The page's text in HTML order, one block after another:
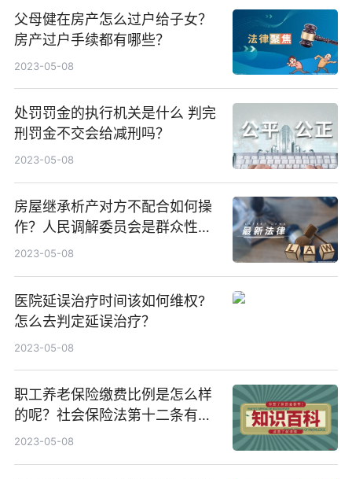
父母健在房产怎么过户给子女？
房产过户手续都有哪些？
2023-05-08
处罚罚金的执行机关是什么 判完
刑罚金不交会给减刑吗？
2023-05-08
房屋继承析产对方不配合如何操
作？人民调解委员会是群众性组
织吗？
2023-05-08
医院延误治疗时间该如何维权?
怎么去判定延误治疗？
2023-05-08
职工养老保险缴费比例是怎么样
的呢？社会保险法第十二条有什
么内容？
2023-05-08